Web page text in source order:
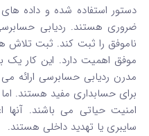
دستور استفاده شده و داده‌
ضروری هستند. ردیابی
ناموفق را ثبت کند. ثبت تلاش‌
موفق اهمیت دارد. این کار یک
مدرن ردیابی حسابرسی ارائه
برای حسابداری مفید هستند.
امنیت حیاتی می‌ باشند.
سایبری یا تهدید داخلی هستند.